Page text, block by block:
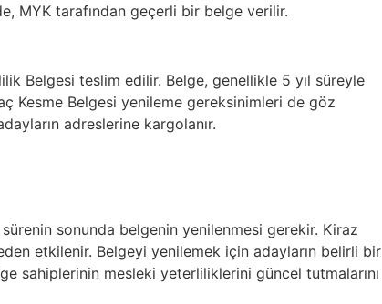
MYK tarafından geçerli bir belge verilir.
Belgesi teslim edilir. Belge, genellikle 5 yıl süreyle
Kesme Belgesi yenileme gereksinimleri de göz
adreslerine kargolanır.
sonunda belgenin yenilenmesi gerekir. Kiraz
etkilenir. Belgeyi yenilemek için adayların belirli bir
sahiplerinin mesleki yeterliliklerini güncel tutmalarını